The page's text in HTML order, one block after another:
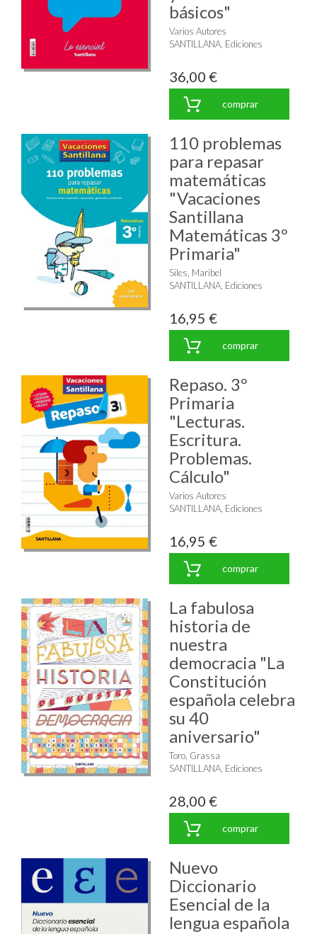
básicos"
Varios Autores
SANTILLANA, Ediciones
36,00 €
comprar
110 problemas
para repasar
matemáticas
"Vacaciones
Santillana
Matemáticas 3º
Primaria"
Siles, Maribel
SANTILLANA, Ediciones
16,95 €
comprar
Repaso. 3º
Primaria
"Lecturas.
Escritura.
Problemas.
Cálculo"
Varios Autores
SANTILLANA, Ediciones
16,95 €
comprar
La fabulosa
historia de
nuestra
democracia "La
Constitución
española celebra
su 40
aniversario"
Toro, Grassa
SANTILLANA, Ediciones
28,00 €
comprar
Nuevo
Diccionario
Esencial de la
lengua española